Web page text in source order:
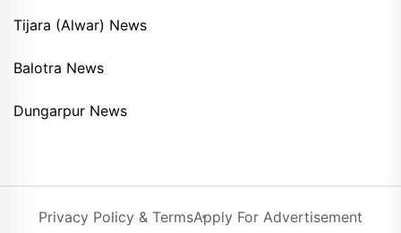
Tijara (Alwar) News
Balotra News
Dungarpur News
Privacy Policy & TermsApply For Advertisement